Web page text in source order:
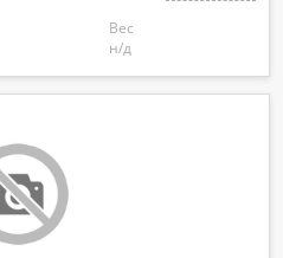
Вес
н/д